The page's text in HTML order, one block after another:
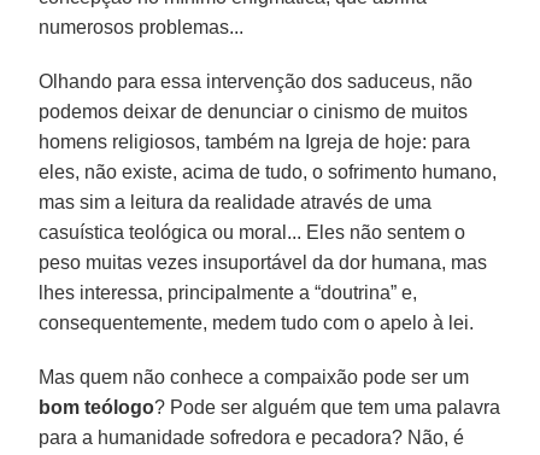
numerosos problemas...
Olhando para essa intervenção dos saduceus, não
podemos deixar de denunciar o cinismo de muitos
homens religiosos, também na Igreja de hoje: para
eles, não existe, acima de tudo, o sofrimento humano,
mas sim a leitura da realidade através de uma
casuística teológica ou moral... Eles não sentem o
peso muitas vezes insuportável da dor humana, mas
lhes interessa, principalmente a “doutrina” e,
consequentemente, medem tudo com o apelo à lei.
Mas quem não conhece a compaixão pode ser um
bom teólogo? Pode ser alguém que tem uma palavra
para a humanidade sofredora e pecadora? Não, é